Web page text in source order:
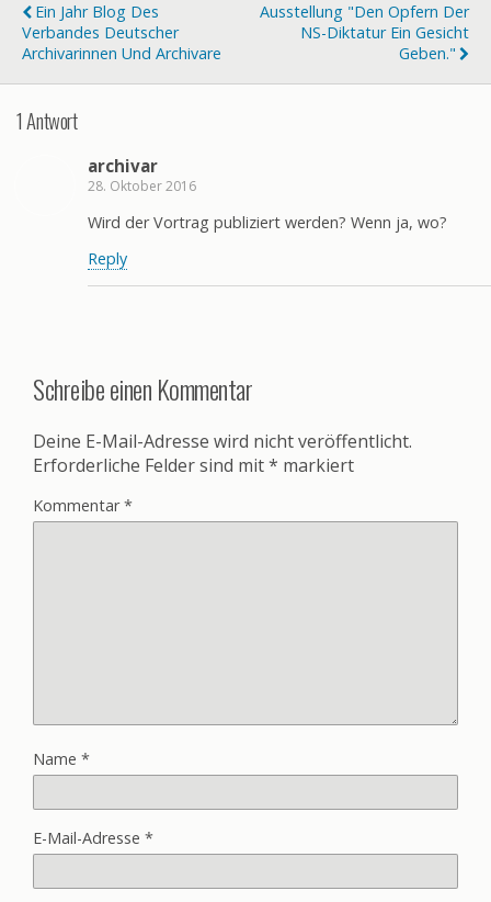
Ein Jahr Blog Des
Verbandes Deutscher
Archivarinnen Und Archivare
Ausstellung "Den Opfern Der
NS-Diktatur Ein Gesicht
Geben."
1 Antwort
archivar
28. Oktober 2016
Wird der Vortrag publiziert werden? Wenn ja, wo?
Reply
Schreibe einen Kommentar
Deine E-Mail-Adresse wird nicht veröffentlicht.
Erforderliche Felder sind mit* markiert
Kommentar*
Name *
E-Mail-Adresse *